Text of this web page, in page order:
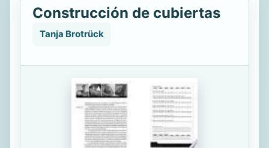
Construcción de cubiertas
Tanja Brotrück